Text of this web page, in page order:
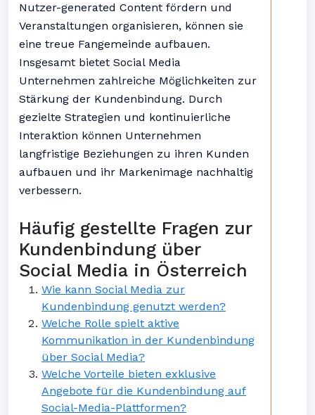
Nutzer-generated Content fördern und
Veranstaltungen organisieren, können sie
eine treue Fangemeinde aufbauen.
Insgesamt bietet Social Media
Unternehmen zahlreiche Möglichkeiten zur
Stärkung der Kundenbindung. Durch
gezielte Strategien und kontinuierliche
Interaktion können Unternehmen
langfristige Beziehungen zu ihren Kunden
aufbauen und ihr Markenimage nachhaltig
verbessern.
Häufig gestellte Fragen zur
Kundenbindung über
Social Media in Österreich
Wie kann Social Media zur
Kundenbindung genutzt werden?
Welche Rolle spielt aktive
Kommunikation in der Kundenbindung
über Social Media?
Welche Vorteile bieten exklusive
Angebote für die Kundenbindung auf
Social-Media-Plattformen?